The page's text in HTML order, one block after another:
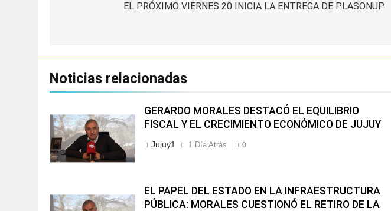
EL PRÓXIMO VIERNES 20 INICIA LA ENTREGA DE PLASONUP
Noticias relacionadas
GERARDO MORALES DESTACÓ EL EQUILIBRIO
FISCAL Y EL CRECIMIENTO ECONÓMICO DE JUJUY
Jujuy1 1 Día Atrás 0
EL PAPEL DEL ESTADO EN LA INFRAESTRUCTURA
PÚBLICA: MORALES CUESTIONÓ EL RETIRO DE LA